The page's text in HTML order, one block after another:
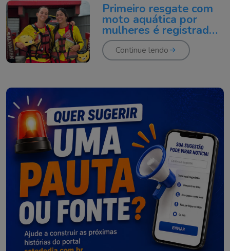
Primeiro resgate com
moto aquática por
mulheres é registrado
em SC
Continue lendo